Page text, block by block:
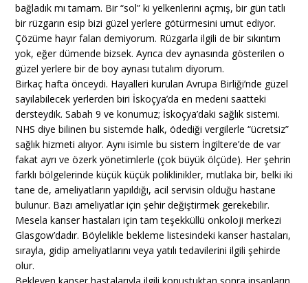
bağladık mı tamam. Bir “sol” ki yelkenlerini açmış, bir gün tatlı
bir rüzgarın esip bizi güzel yerlere götürmesini umut ediyor.
Çözüme hayır falan demiyorum. Rüzgarla ilgili de bir sıkıntım
yok, eğer dümende bizsek. Ayrıca dev aynasında gösterilen o
güzel yerlere bir de boy aynası tutalım diyorum.
Birkaç hafta önceydi. Hayalleri kurulan Avrupa Birliği’nde güzel
sayılabilecek yerlerden biri İskoçya’da en medeni saatteki
dersteydik. Sabah 9 ve konumuz; İskoçya’daki sağlık sistemi.
NHS diye bilinen bu sistemde halk, ödediği vergilerle “ücretsiz”
sağlık hizmeti alıyor. Aynı isimle bu sistem İngiltere’de de var
fakat ayrı ve özerk yönetimlerle (çok büyük ölçüde). Her şehrin
farklı bölgelerinde küçük küçük poliklinikler, mutlaka bir, belki iki
tane de, ameliyatların yapıldığı, acil servisin olduğu hastane
bulunur. Bazı ameliyatlar için şehir değiştirmek gerekebilir.
Mesela kanser hastaları için tam teşekküllü onkoloji merkezi
Glasgow’dadır. Böylelikle bekleme listesindeki kanser hastaları,
sırayla, gidip ameliyatlarını veya yatılı tedavilerini ilgili şehirde
olur.